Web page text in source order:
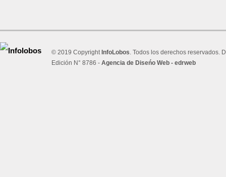
© 2019 Copyright InfoLobos. Todos los derechos reservados.
Edición N° 8786 - Agencia de Diseńo Web - edrweb